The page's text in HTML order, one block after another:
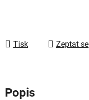
Tisk Zeptat se
Popis